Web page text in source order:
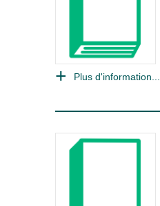
Plus d'information...